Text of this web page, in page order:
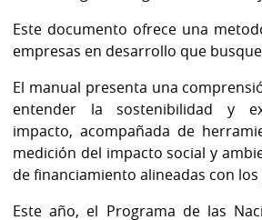
Este documento ofrece una
empresas en desarrollo que
El manual presenta una
entender la sostenibilidad y
impacto, acompañada de
medición del impacto social y
de financiamiento alineadas con
Este año, el Programa de las